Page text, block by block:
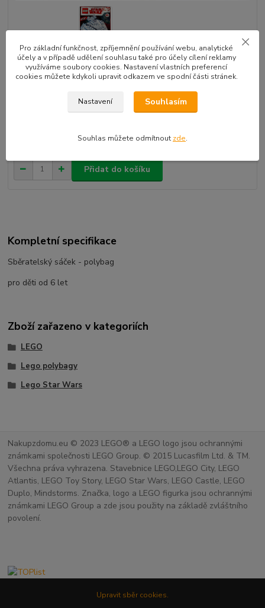
Sběratelský sáček - polybag pro děti od 6 letcelý popis
skladem
Přidat do košíku
Kompletní specifikace
Sběratelský sáček - polybag
pro děti od 6 let
Zboží zařazeno v kategoriích
LEGO
Lego polybagy
Lego Star Wars
Nakupzdomu.eu © 2023 LEGO® a LEGO logo jsou ochrannými
známkami společnosti LEGO Group. © 2015 Lucasfilm Ltd. & TM.
Všechna práva vyhrazena. Stavebnice LEGO,LEGO City, LEGO
Atlantis, LEGO Toy Story, LEGO Star Wars, LEGO Castle, LEGO
Duplo, Mindstorms. Značka, logo a LEGO figurka jsou ochrannými
známkami LEGO Group a zde jsou použity na základě zvláštního
povolení.
Upravit sběr cookies.
Pro základní funkčnost, zpříjemnění používání webu, analytické
účely a v případě udělení souhlasu také pro účely cílení reklamy
využíváme soubory cookies. Nastavení vlastních preferencí
cookies můžete kdykoli upravit odkazem ve spodní části stránek.
Nastavení Souhlasím
Souhlas můžete odmítnout zde.